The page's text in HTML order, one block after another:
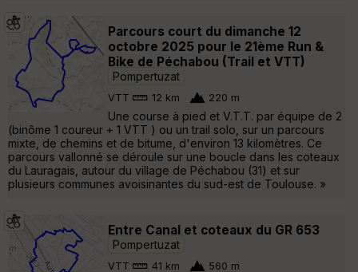
Parcours court du dimanche 12
octobre 2025 pour le 21ème Run &
Bike de Péchabou (Trail et VTT)
Pompertuzat
VTT 12 km 220 m
Une course à pied et V.T.T. par équipe de 2
(binôme 1 coureur + 1 VTT ) ou un trail solo, sur un parcours
mixte, de chemins et de bitume, d'environ 13 kilomètres. Ce
parcours vallonné se déroule sur une boucle dans les coteaux
du Lauragais, autour du village de Péchabou (31) et sur
plusieurs communes avoisinantes du sud-est de Toulouse. »
Entre Canal et coteaux du GR 653
Pompertuzat
VTT 41 km 560 m